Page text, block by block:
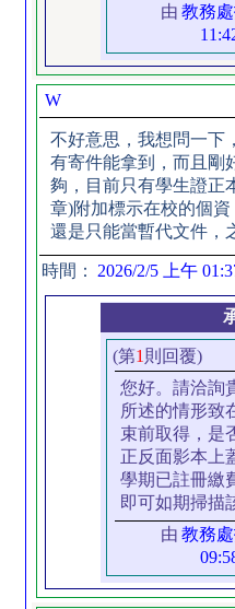
由 教務
W
不好意思，我想問一下
有寄件能拿到，而且剛
夠，目前只有學生證正
章)附加標示在校的個資
還是只能當暫代文件，
時間： 2026/2/5 上午
(第1 則回覆)
您好。請洽詢
所述的情形致
束前取得，是
正反面影本上
學期已註冊繳
即可如期掃描
由 教務